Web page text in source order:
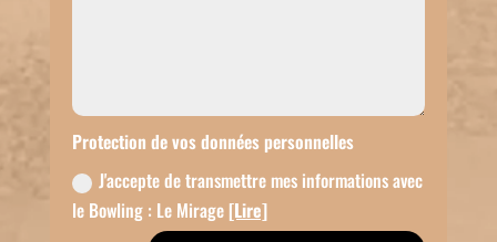
Protection de vos données personnelles
J'accepte de transmettre mes informations avec
le Bowling : Le Mirage [Lire]